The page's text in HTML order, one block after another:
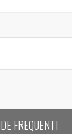
FREQUENTI